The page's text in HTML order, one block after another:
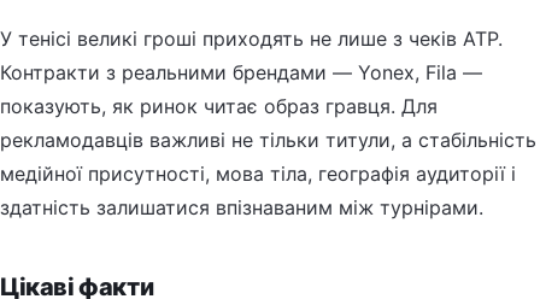
У тенісі великі гроші приходять не лише з чеків ATP.
Контракти з реальними брендами — Yonex, Fila —
показують, як ринок читає образ гравця. Для
рекламодавців важливі не тільки титули, а стабільність
медійної присутності, мова тіла, географія аудиторії і
здатність залишатися впізнаваним між турнірами.
Цікаві факти